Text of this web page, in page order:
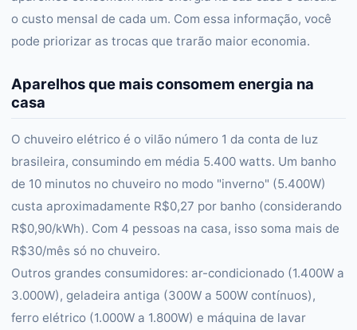
o custo mensal de cada um. Com essa informação, você
pode priorizar as trocas que trarão maior economia.
Aparelhos que mais consomem energia na
casa
O chuveiro elétrico é o vilão número 1 da conta de luz
brasileira, consumindo em média 5.400 watts. Um banho
de 10 minutos no chuveiro no modo "inverno" (5.400W)
custa aproximadamente R$0,27 por banho (considerando
R$0,90/kWh). Com 4 pessoas na casa, isso soma mais de
R$30/mês só no chuveiro.
Outros grandes consumidores: ar-condicionado (1.400W a
3.000W), geladeira antiga (300W a 500W contínuos),
ferro elétrico (1.000W a 1.800W) e máquina de lavar